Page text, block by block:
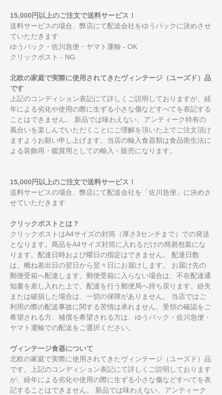
15,000円以上のご注文で送料サービス！
送料サービスの場合、弊店にて配送会社をゆうパックに決めさせ
ていただきます
ゆうパック・佐川急便・ヤマト運輸 - OK
クリックポスト - NG
北欧の家庭で実際に使用されてきたヴィンテージ（ユーズド）品
です
上記のコンディション表記にて詳しくご説明しておりますが、経
年による劣化や使用の際に生ずる小さな傷などすべてを表記する
ことはできません。 新品では味わえない、アンティーク特有の
風合いを楽しんでいただくことにご理解を頂いた上でご注文頂け
ますようお願い申し上げます。当店の輸入食器類は食品衛生法に
よる装飾用・鑑賞用としての輸入・販売になります。
15,000円以上のご注文で送料サービス！
送料サービスの場合、弊店にて配送会社を「佐川急便」に決めさ
せていただきます
クリックポストとは？
クリックポストはA4サイズの封筒（厚さ3センチまで）での発送
となります。商品をA4サイズ封筒に入れるだけの簡易包装にな
ります。配達日時および曜日の指定はできません。 配達日数
は、概ね差出日の翌日から翌々日にお届けします。 お届け先の
郵便受箱へ配達します。郵便受箱に入らない場合は、不在配達通
知書を差し入れた上で、配達を行う郵便局へ持ち戻ります。紛失
または破損した場合は、一切の保障がありません。 当店ではご
利用の際の配送事故に関する苦情は承れません。受領の確認をご
希望される方、補償を希望される方は、ゆうパック・佐川急便・
ヤマト運輸での配送をご選択ください。
ヴィンテージ食器について
北欧の家庭で実際に使用されてきたヴィンテージ（ユーズド）品
です。上記のコンディション表記にて詳しくご説明しております
が、経年による劣化や使用の際に生ずる小さな傷などすべてを表
記することはできません。 新品では味わえない、アンティーク